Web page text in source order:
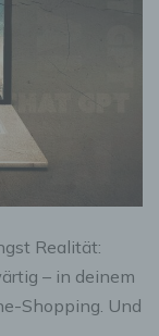
Realität:
– in deinem
Shopping. Und